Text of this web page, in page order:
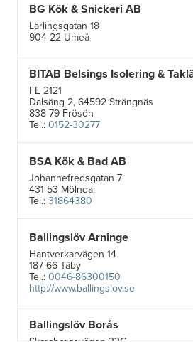
BG Kök & Snickeri AB
Lärlingsgatan 18
904 22 Umeå
BITAB Belsings Isolering &
FE 2121
Dalsäng 2, 64592 Strängnäs
838 79 Frösön
Tel.:0152-30277
BSA Kök & Bad AB
Johannefredsgatan 7
431 53 Mölndal
Tel.:31864380
Ballingslöv Arninge
Hantverkarvägen 14
187 66 Täby
Tel.:0046-86300150
http://www.ballingslov.se
Ballingslöv Borås